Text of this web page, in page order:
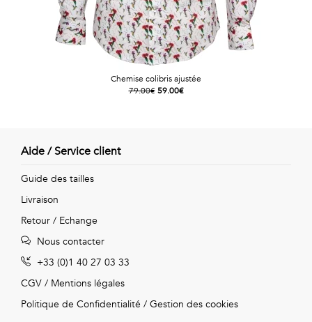
Chemise colibris ajustée
79.00€ 59.00€
Aide / Service client
Guide des tailles
Livraison
Retour / Echange
Nous contacter
+33 (0)1 40 27 03 33
CGV / Mentions légales
Politique de Confidentialité / Gestion des cookies